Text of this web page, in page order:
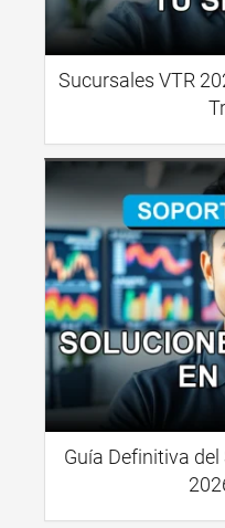
Sucursales VTR
Guía Definitiva